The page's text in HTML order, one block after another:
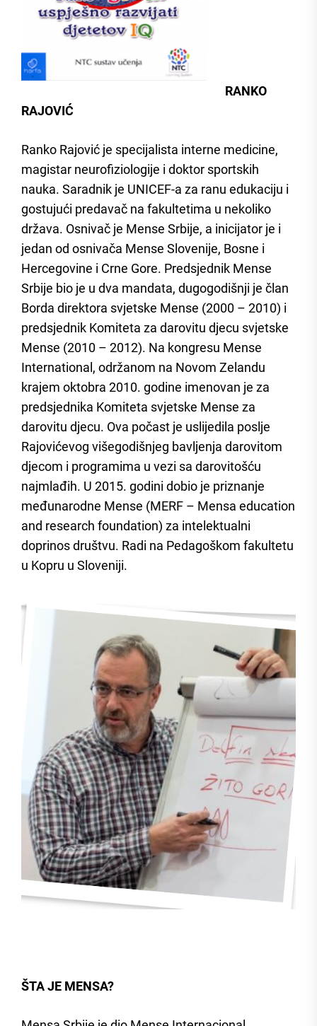
RANKO
RAJOVIĆ
Ranko Rajović je specijalista interne medicine,
magistar neurofiziologije i doktor sportskih
nauka. Saradnik je UNICEF-a za ranu edukaciju i
gostujući predavač na fakultetima u nekoliko
država. Osnivač je Mense Srbije, a inicijator je i
jedan od osnivača Mense Slovenije, Bosne i
Hercegovine i Crne Gore. Predsjednik Mense
Srbije bio je u dva mandata, dugogodišnji je član
Borda direktora svjetske Mense (2000 – 2010) i
predsjednik Komiteta za darovitu djecu svjetske
Mense (2010 – 2012). Na kongresu Mense
International, održanom na Novom Zelandu
krajem oktobra 2010. godine imenovan je za
predsjednika Komiteta svjetske Mense za
darovitu djecu. Ova počast je uslijedila poslje
Rajovićevog višegodišnjeg bavljenja darovitom
djecom i programima u vezi sa darovitošću
najmlađih. U 2015. godini dobio je priznanje
međunarodne Mense (MERF – Mensa education
and research foundation) za intelektualni
doprinos društvu. Radi na Pedagoškom fakultetu
u Kopru u Sloveniji.
ŠTA JE MENSA?